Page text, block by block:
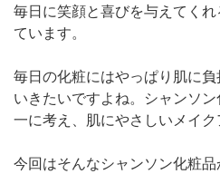
毎日に笑顔と喜びを与えてく
ています。
毎日の化粧にはやっぱり肌に
いきたいですよね。シャンソ
一に考え、肌にやさしいメイク
今回はそんなシャンソン化粧